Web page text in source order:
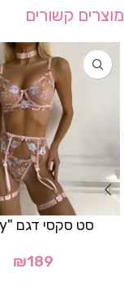
מוצרים קשורים
סט סקסי דגם "Paly"
₪189